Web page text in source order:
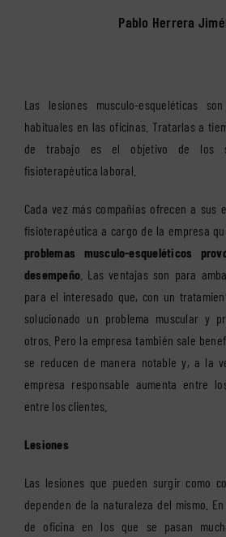
Pablo Herrera
Las lesiones musculo-esqueléticas
habituales en las oficinas. Tratarlas a
de trabajo es el objetivo de los
fisioterapéutica laboral.
Cada vez más compañías ofrecen a sus
fisioterapéutica a cargo de la empresa
problemas musculo-esqueléticos
desempeño . Las ventajas son para
para el interesado que, con un
solucionado un problema muscular y
otros. Pero la empresa también sale
se reducen de manera notable y, a la
empresa responsable aumenta entre
entre los clientes.
Lesiones
Las lesiones que pueden surgir como
dependen de la naturaleza del mismo.
de oficina en los que se pasan